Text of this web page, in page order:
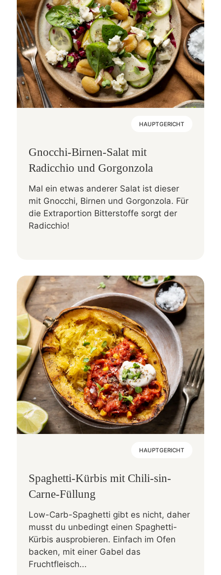
HAUPTGERICHT
Gnocchi-Birnen-Salat mit
Radicchio und Gorgonzola
Mal ein etwas anderer Salat ist dieser
mit Gnocchi, Birnen und Gorgonzola. Für
die Extraportion Bitterstoffe sorgt der
Radicchio!
HAUPTGERICHT
Spaghetti-Kürbis mit Chili-sin-
Carne-Füllung
Low-Carb-Spaghetti gibt es nicht, daher
musst du unbedingt einen Spaghetti-
Kürbis ausprobieren. Einfach im Ofen
backen, mit einer Gabel das
Fruchtfleisch...